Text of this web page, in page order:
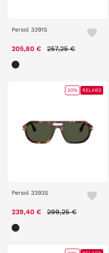
Persol 3391S
205,80 € Price reduced from
257,25 €
Persol 3393S
239,40 € Price reduced from
299,25 €
20% RELABS